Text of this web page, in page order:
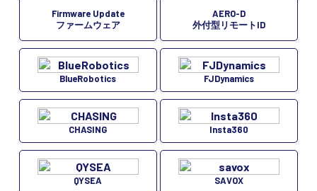
Firmware Update
ファームウェア
AERO-D
外付型リモートID
BlueRobotics FJDynamics
CHASING Insta360
QYSEA SAVOX